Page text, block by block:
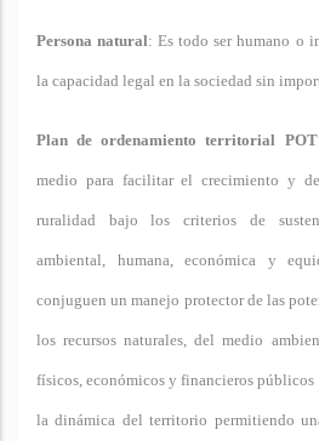
Persona natural: Es todo ser humano o
la capacidad legal en la sociedad sin
Plan de ordenamiento territorial POT
medio para facilitar el crecimiento y
ruralidad bajo los criterios de
ambiental, humana, económica y
conjuguen un manejo protector de las
los recursos naturales, del medio
físicos, económicos y financieros
la dinámica del territorio permitiendo